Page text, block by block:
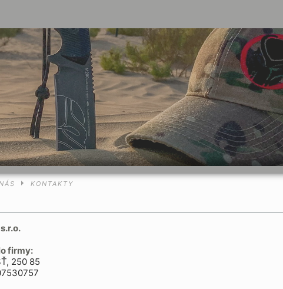
KONTAKTY
firmy:
250 85